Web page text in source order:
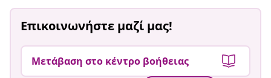
Επικοινωνήστε μαζί μας!
Μετάβαση στο κέντρο βοήθειας